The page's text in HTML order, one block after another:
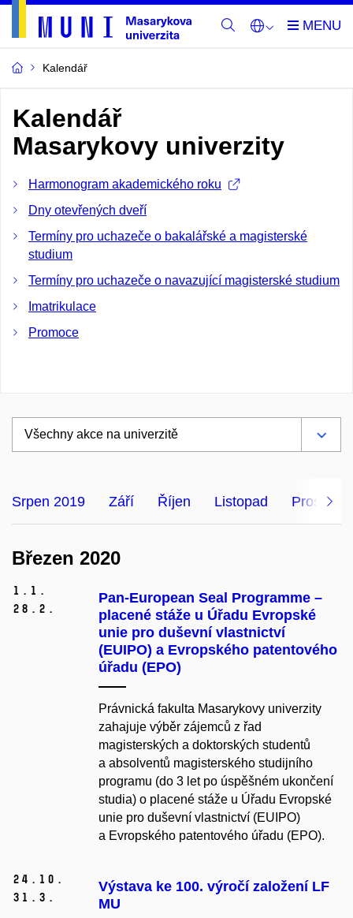
Kalendář
Kalendář
Masarykovy univerzity
Harmonogram akademického roku
Dny otevřených dveří
Termíny pro uchazeče o bakalářské a magisterské
studium
Termíny pro uchazeče o navazující magisterské studium
Imatrikulace
Promoce
Srpen 2019 Září Říjen Listopad Prosinec
Březen 2020
1. 1.
28. 2.
Pan-European Seal Programme –
placené stáže u Úřadu Evropské
unie pro duševní vlastnictví
(EUIPO) a Evropského patentového
úřadu (EPO)
Právnická fakulta Masarykovy univerzity
zahajuje výběr zájemců z řad
magisterských a doktorských studentů
a absolventů magisterského studijního
programu (do 3 let po úspěšném ukončení
studia) o placené stáže u Úřadu Evropské
unie pro duševní vlastnictví (EUIPO)
a Evropského patentového úřadu (EPO).
24. 10.
31. 3.
Výstava ke 100. výročí založení LF
MU